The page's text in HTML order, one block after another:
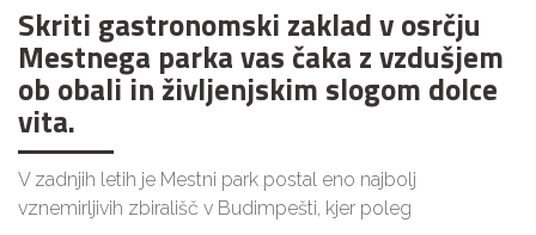
Skriti gastronomski zaklad v osrčju
Mestnega parka vas čaka z vzdušjem
ob obali in življenjskim slogom dolce
vita.
V zadnjih letih je Mestni park postal eno najbolj
vznemirljivih zbirališč v Budimpešti, kjer poleg